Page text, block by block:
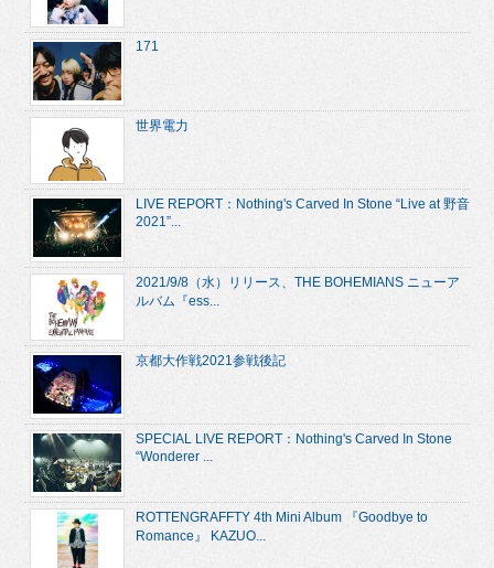
171
世界電力
LIVE REPORT：Nothing's Carved In Stone “Live at 野音
2021”...
2021/9/8（水）リリース、THE BOHEMIANS ニューア
ルバム『ess...
京都大作戦2021参戦後記
SPECIAL LIVE REPORT：Nothing's Carved In Stone
“Wonderer ...
ROTTENGRAFFTY 4th Mini Album 『Goodbye to
Romance』 KAZUO...